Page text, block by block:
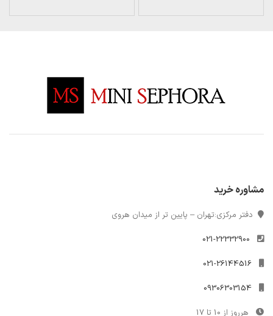
مشاوره خرید
دفتر مرکزی:تهران – پایین تر از میدان هروی
021-22332900
هرروز از 10 تا 17